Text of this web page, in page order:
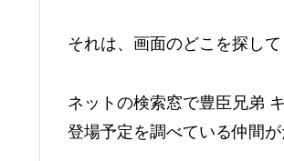
それは、画面のどこを探し
ネットの検索窓で豊臣兄弟
登場予定を調べている仲間